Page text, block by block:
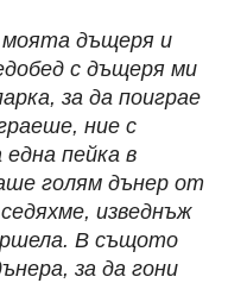
моята дъщеря и
с дъщеря ми
за да поиграе
ние с
пейка в
голям дънер от
изведнъж
В същото
за да гони